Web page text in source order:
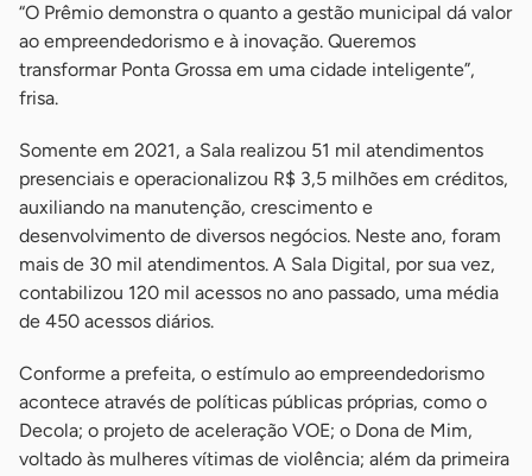
“O Prêmio demonstra o quanto a gestão municipal dá valor
ao empreendedorismo e à inovação. Queremos
transformar Ponta Grossa em uma cidade inteligente”,
frisa.
Somente em 2021, a Sala realizou 51 mil atendimentos
presenciais e operacionalizou R$ 3,5 milhões em créditos,
auxiliando na manutenção, crescimento e
desenvolvimento de diversos negócios. Neste ano, foram
mais de 30 mil atendimentos. A Sala Digital, por sua vez,
contabilizou 120 mil acessos no ano passado, uma média
de 450 acessos diários.
Conforme a prefeita, o estímulo ao empreendedorismo
acontece através de políticas públicas próprias, como o
Decola; o projeto de aceleração VOE; o Dona de Mim,
voltado às mulheres vítimas de violência; além da primeira